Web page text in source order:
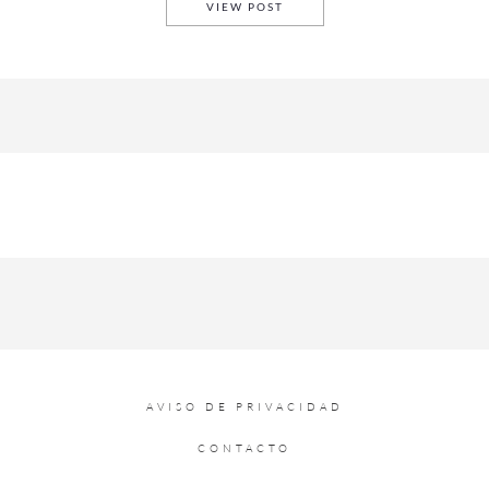
VIEW POST
AVISO DE PRIVACIDAD
CONTACTO